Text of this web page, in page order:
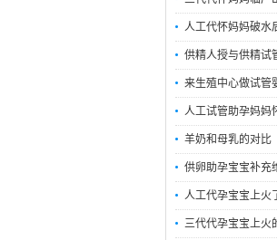
人工代怀妈妈破水
供精人授与供精试
来生殖中心做试管
人工试管助孕妈妈
羊奶和母乳的对比
供卵助孕宝宝补充
人工代孕宝宝上火
三代代孕宝宝上火